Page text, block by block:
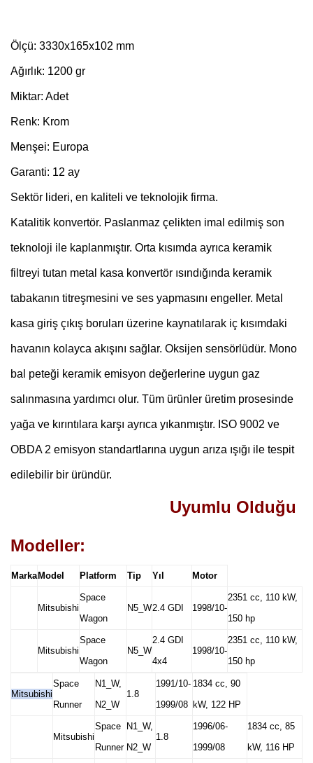
Ölçü: 3330x165x102 mm
Ağırlık: 1200 gr
Miktar: Adet
Renk: Krom
Menşei: Europa
Garanti: 12 ay
Sektör lideri, en kaliteli ve teknolojik firma.
Katalitik konvertör. Paslanmaz çelikten imal edilmiş son
teknoloji ile kaplanmıştır. Orta kısımda ayrıca keramik
filtreyi tutan metal kasa konvertör ısındığında keramik
tabakanın titreşmesini ve ses yapmasını engeller. Metal
kasa giriş çıkış boruları üzerine kaynatılarak iç kısımdaki
havanın kolayca akışını sağlar. Oksijen sensörlüdür. Mono
bal peteği keramik emisyon değerlerine uygun gaz
salınmasına yardımcı olur. Tüm ürünler üretim prosesinde
yağa ve kırıntılara karşı ayrıca yıkanmıştır. ISO 9002 ve
OBDA 2 emisyon standartlarına uygun arıza ışığı ile tespit
edilebilir bir üründür.
Uyumlu Olduğu
Modeller:
Marka Model Platform Tip Yıl Motor
Mitsubishi
Space
Wagon
N5_W2.4 GDI 1998/10-
2351 cc, 110 kW,
150 hp
Mitsubishi
Space
Wagon
N5_W
2.4 GDI
4x4
1998/10-
2351 cc, 110 kW,
150 hp
Mitsubishi
Space
Runner
N1_W,
N2_W
1.8
1991/10-
1999/08
1834 cc, 90
kW, 122 HP
Mitsubishi
Space
Runner
N1_W,
N2_W
1.8
1996/06-
1999/08
1834 cc, 85
kW, 116 HP